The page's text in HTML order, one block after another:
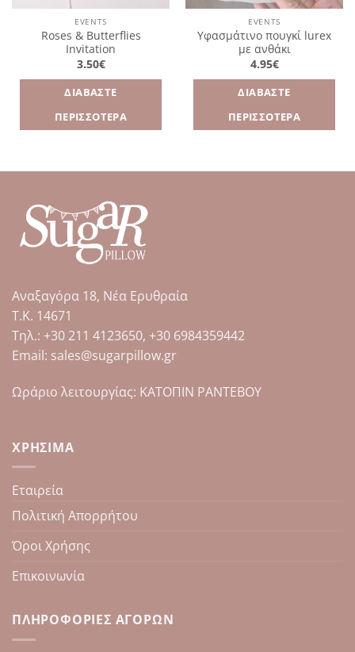
EVENTS
Roses & Butterflies
Invitation
3.50€
ΔΙΑΒΆΣΤΕ
ΠΕΡΙΣΣΌΤΕΡΑ
EVENTS
Υφασμάτινο πουγκί lurex
με ανθάκι
4.95€
ΔΙΑΒΆΣΤΕ
ΠΕΡΙΣΣΌΤΕΡΑ
Αναξαγόρα 18, Νέα Ερυθραία
Τ.Κ. 14671
Tηλ.: +30 211 4123650, +30 6984359442
Email: sales@sugarpillow.gr
Ωράριο λειτουργίας: ΚΑΤΟΠΙΝ ΡΑΝΤΕΒΟΥ
ΧΡΉΣΙΜΑ
Εταιρεία
Πολιτική Απορρήτου
Όροι Χρήσης
Επικοινωνία
ΠΛΗΡΟΦΟΡΊΕΣ ΑΓΟΡΏΝ